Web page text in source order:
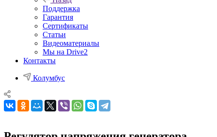
Поддержка
Гарантия
Сертификаты
Статьи
Видеоматериалы
Мы на Drive2
Контакты
Колумбус